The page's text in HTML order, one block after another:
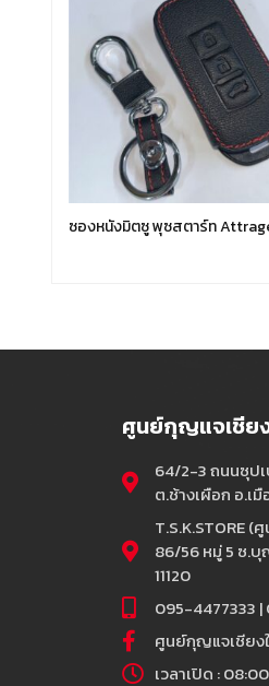
ซองหนังมิตซู พุซสตาร์ท
ศูนย์กุญแจเชีย
64/2-3 ถนนซุปเ
ต.ช้างเผือก อ.เ
T.S.K.STORE
86/56 หมู่ 5 ซ.
11120
095-4477333
ศูนย์กุญแจเชียง
เวลาเปิด :